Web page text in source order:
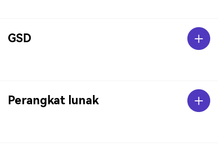
GSD
Perangkat lunak